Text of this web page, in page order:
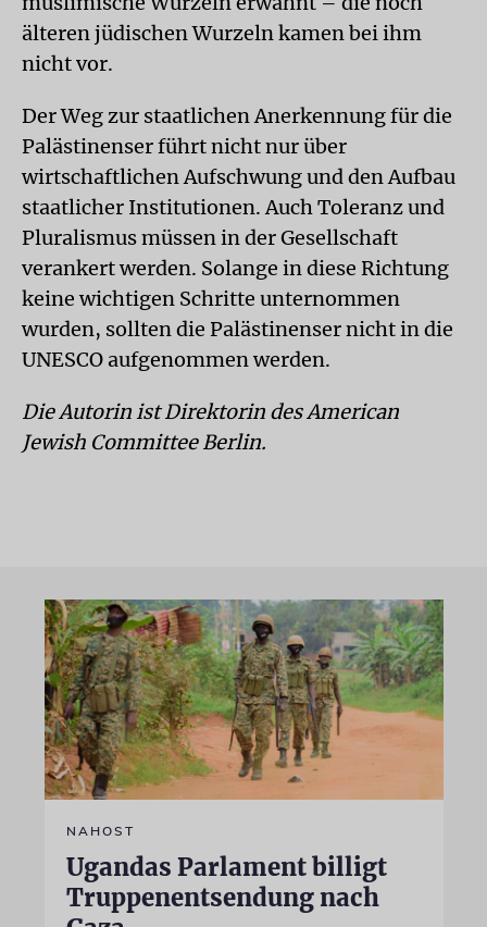
älteren jüdischen Wurzeln kamen bei ihm
nicht vor.
Der Weg zur staatlichen Anerkennung für die
Palästinenser führt nicht nur über
wirtschaftlichen Aufschwung und den Aufbau
staatlicher Institutionen. Auch Toleranz und
Pluralismus müssen in der Gesellschaft
verankert werden. Solange in diese Richtung
keine wichtigen Schritte unternommen
wurden, sollten die Palästinenser nicht in die
UNESCO aufgenommen werden.
Die Autorin ist Direktorin des American
Jewish Committee Berlin.
NAHOST
Ugandas Parlament billigt
Truppenentsendung nach